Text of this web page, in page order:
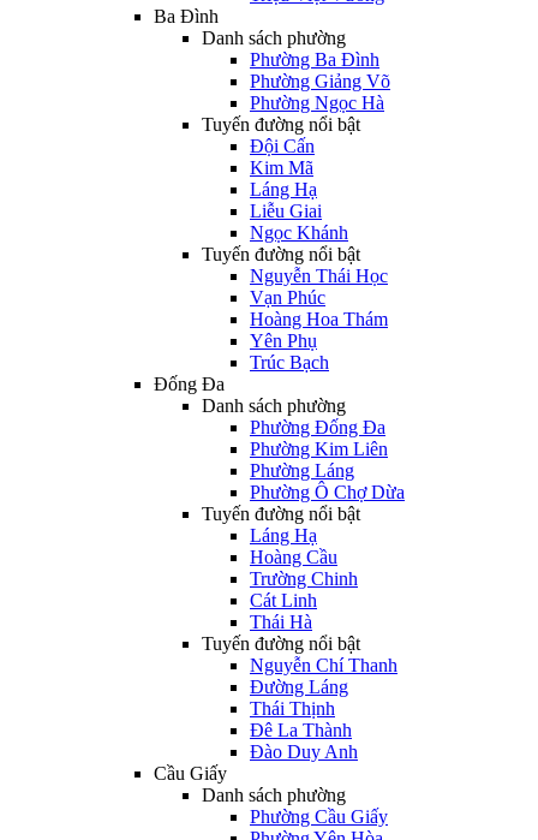
Ba Đình
Danh sách phường
Phường Ba Đình
Phường Giảng Võ
Phường Ngọc Hà
Tuyến đường nổi bật
Đội Cấn
Kim Mã
Láng Hạ
Liễu Giai
Ngọc Khánh
Tuyến đường nổi bật
Nguyễn Thái Học
Vạn Phúc
Hoàng Hoa Thám
Yên Phụ
Trúc Bạch
Đống Đa
Danh sách phường
Phường Đống Đa
Phường Kim Liên
Phường Láng
Phường Ô Chợ Dừa
Tuyến đường nổi bật
Láng Hạ
Hoàng Cầu
Trường Chinh
Cát Linh
Thái Hà
Tuyến đường nổi bật
Nguyễn Chí Thanh
Đường Láng
Thái Thịnh
Đê La Thành
Đào Duy Anh
Cầu Giấy
Danh sách phường
Phường Cầu Giấy